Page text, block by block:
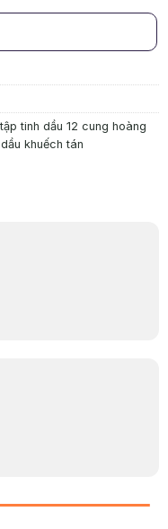
tinh dầu 12 cung hoàng
khuếch tán